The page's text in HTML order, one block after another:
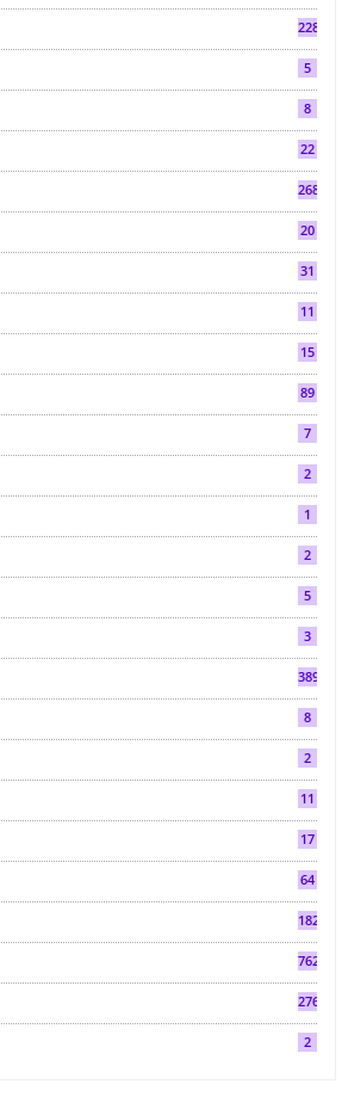
2287
5
8
22
268
20
31
11
15
89
7
2
1
2
5
3
3892
8
2
11
17
64
182
7624
2763
2